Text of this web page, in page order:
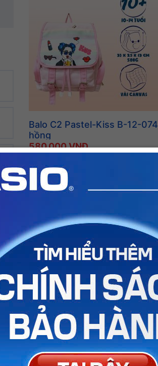
Balo C2 Pastel-Kiss B-12-074
hồng
580.000 VNĐ